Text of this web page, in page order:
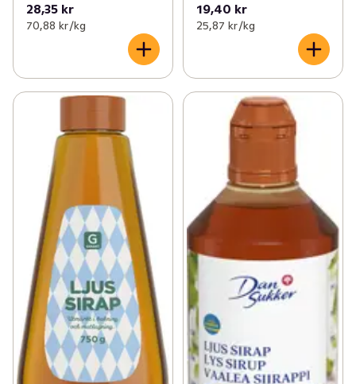
28,35 kr
70,88 kr /kg
19,40 kr
25,87 kr /kg